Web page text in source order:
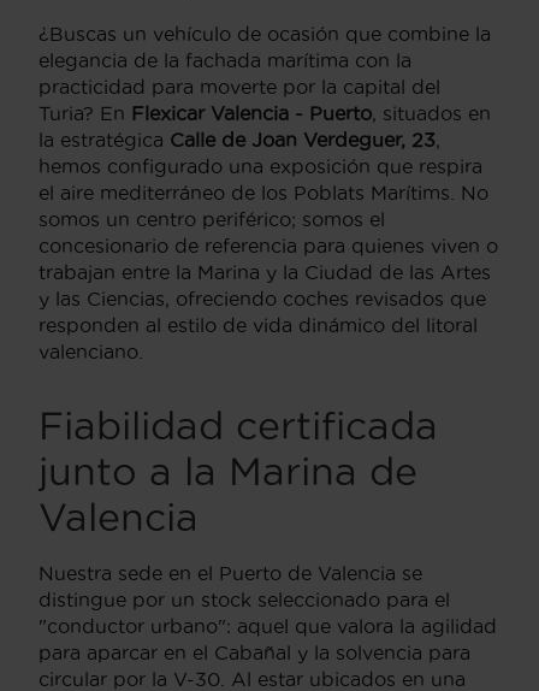
¿Buscas un vehículo de ocasión que combine la
elegancia de la fachada marítima con la
practicidad para moverte por la capital del
Turia? En Flexicar Valencia - Puerto , situados en
la estratégica Calle de Joan Verdeguer, 23
hemos configurado una exposición que respira
el aire mediterráneo de los Poblats Marítims. No
somos un centro periférico; somos el
concesionario de referencia para quienes viven o
trabajan entre la Marina y la Ciudad de las Artes
y las Ciencias, ofreciendo coches revisados que
responden al estilo de vida dinámico del litoral
valenciano.
Fiabilidad certificada
junto a la Marina de
Valencia
Nuestra sede en el Puerto de Valencia se
distingue por un stock seleccionado para el
"conductor urbano": aquel que valora la agilidad
para aparcar en el Cabañal y la solvencia para
circular por la V-30. Al estar ubicados en una